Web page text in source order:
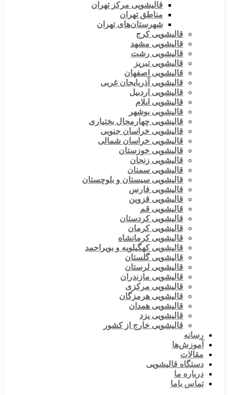
قالیشویی مرکز تهران
مناطق تهران
شهرستان‌های تهران
قالیشویی کرج
قالیشویی مشهد
قالیشویی رشت
قالیشویی تبریز
قالیشویی اصفهان
قالیشویی آذربایجان غربی
قالیشویی اردبیل
قالیشویی ایلام
قالیشویی بوشهر
قالیشویی چهارمحال بختیاری
قالیشویی خراسان جنوبی
قالیشویی خراسان شمالی
قالیشویی خوزستان
قالیشویی زنجان
قالیشویی سمنان
قالیشویی سیستان و بلوچستان
قالیشویی فارس
قالیشویی قزوین
قالیشویی قم
قالیشویی کردستان
قالیشویی کرمان
قالیشویی کرمانشاه
قالیشویی کهگیلویه و بویراحمد
قالیشویی گلستان
قالیشویی لرستان
قالیشویی مازندران
قالیشویی مرکزی
قالیشویی هرمزگان
قالیشویی همدان
قالیشویی یزد
قالیشویی خارج از کشور
رسانه
آموزش‌ها
مقالات
دستگاه قالیشویی
درباره ما
تماس باما